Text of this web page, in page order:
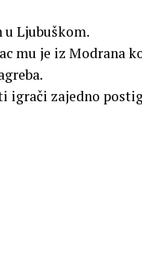
u Ljubuškom.
mu je iz Modrana
igrači zajedno